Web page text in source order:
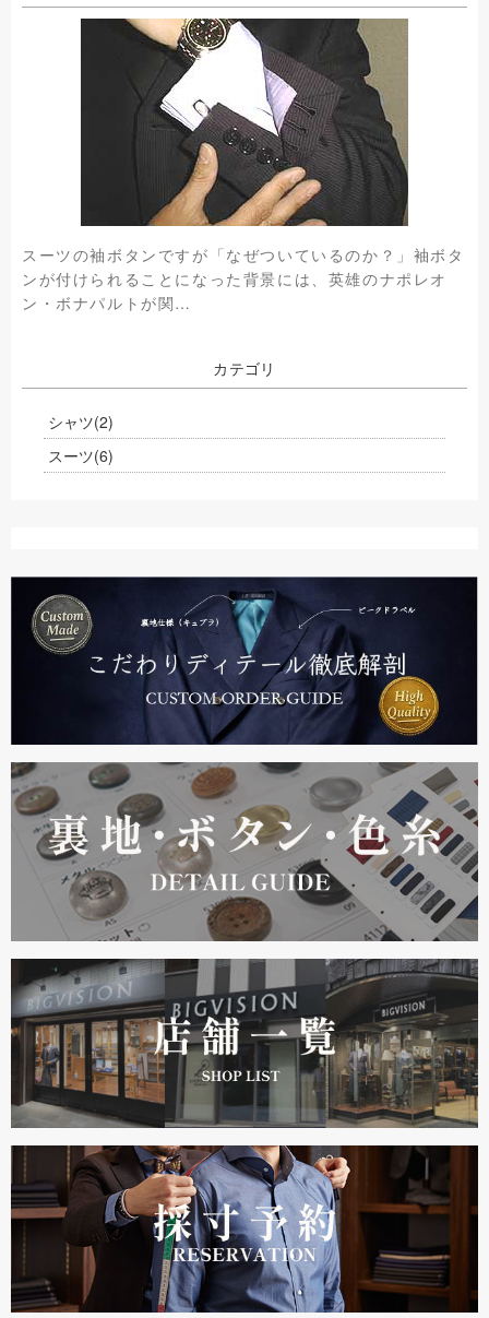
スーツの袖ボタンですが「なぜついているのか？」袖ボタ
ンが付けられることになった背景には、英雄のナポレオ
ン・ボナパルトが関…
カテゴリ
シャツ(2)
スーツ(6)